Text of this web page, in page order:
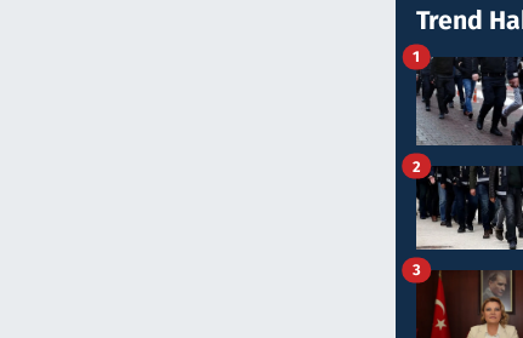
Trend
1
2
3